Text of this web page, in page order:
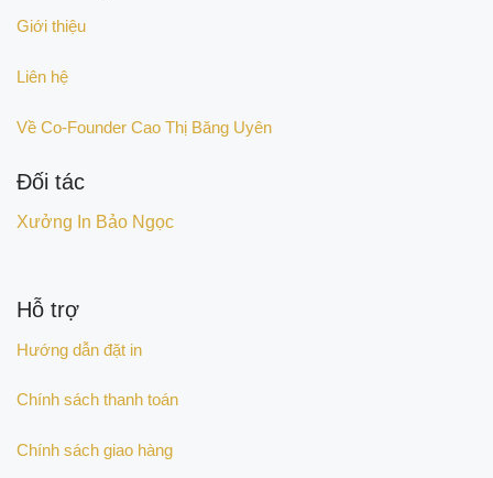
Giới thiệu
Liên hệ
Về Co-Founder Cao Thị Băng Uyên
Đối tác
Xưởng In Bảo Ngọc
Hỗ trợ
Hướng dẫn đặt in
Chính sách thanh toán
Chính sách giao hàng